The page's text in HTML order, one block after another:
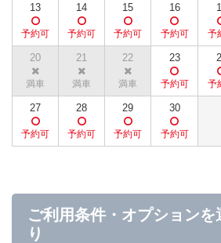
13 14 15 16
20 21 22 23
27 28 29 30
ご利用条件・オプション
り